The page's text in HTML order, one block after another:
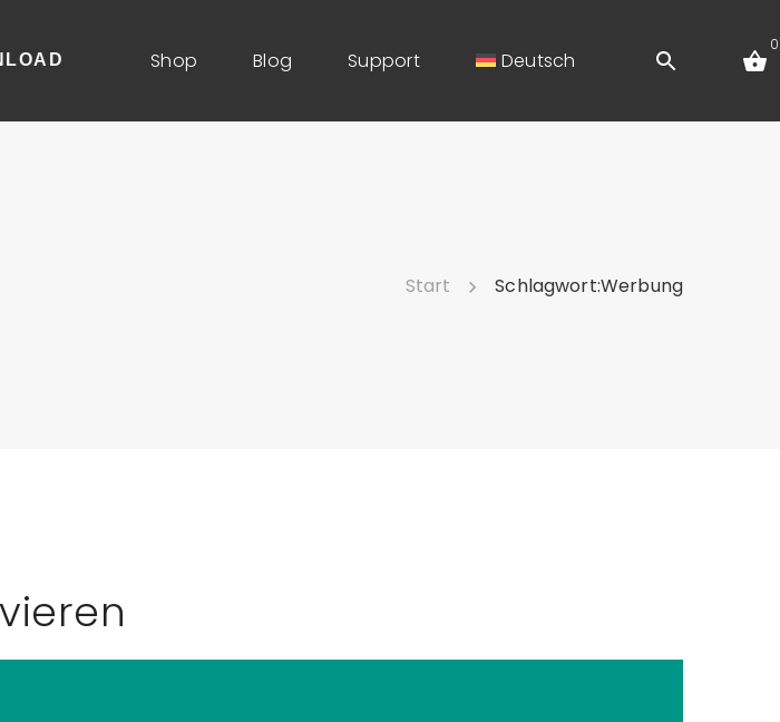
Shop Blog Support Deutsch
0
Start Schlagwort:Werbung